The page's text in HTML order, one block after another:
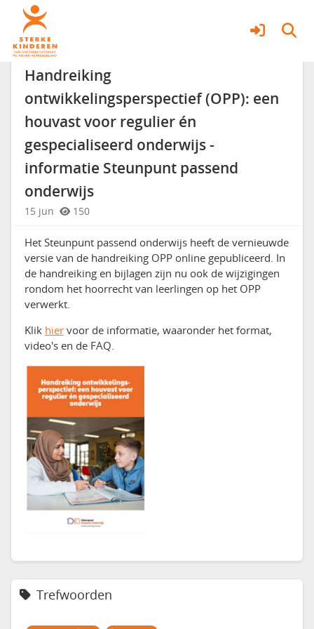
Handreiking
ontwikkelingsperspectief (OPP): een
houvast voor regulier én
gespecialiseerd onderwijs -
informatie Steunpunt passend
onderwijs
15 jun 150
Het Steunpunt passend onderwijs heeft de vernieuwde
versie van de handreiking OPP online gepubliceerd. In
de handreiking en bijlagen zijn nu ook de wijzigingen
rondom het hoorrecht van leerlingen op het OPP
verwerkt.
Klik hiervoor de informatie, waaronder het format,
video's en de FAQ.
Trefwoorden